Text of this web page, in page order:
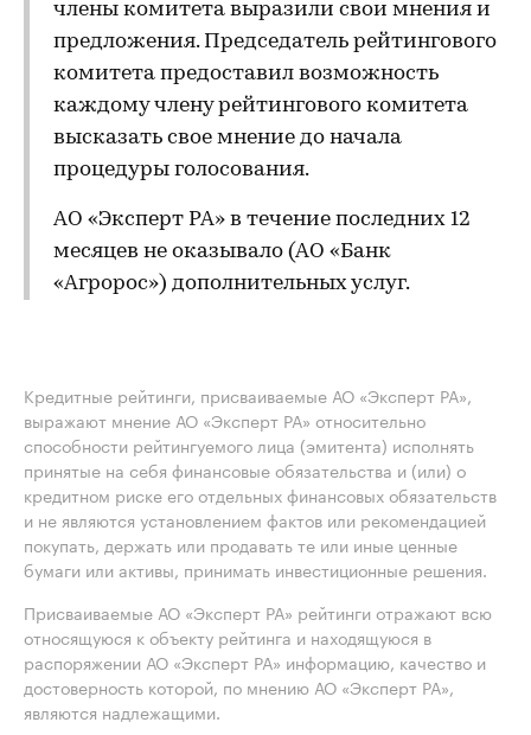
члены комитета выразили свои мнения и
предложения. Председатель рейтингового
комитета предоставил возможность
каждому члену рейтингового комитета
высказать свое мнение до начала
процедуры голосования.
АО «Эксперт РА» в течение последних 12
месяцев не оказывало (АО «Банк
«Агророс») дополнительных услуг.
Кредитные рейтинги, присваиваемые АО «Эксперт РА»,
выражают мнение АО «Эксперт РА» относительно
способности рейтингуемого лица (эмитента) исполнять
принятые на себя финансовые обязательства и (или) о
кредитном риске его отдельных финансовых обязательств
и не являются установлением фактов или рекомендацией
покупать, держать или продавать те или иные ценные
бумаги или активы, принимать инвестиционные решения.
Присваиваемые АО «Эксперт РА» рейтинги отражают всю
относящуюся к объекту рейтинга и находящуюся в
распоряжении АО «Эксперт РА» информацию, качество и
достоверность которой, по мнению АО «Эксперт РА»,
являются надлежащими.